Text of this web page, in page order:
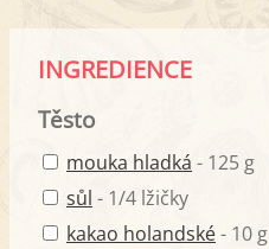
INGREDIENCE
Těsto
mouka hladká - 125 g
sůl - 1/4 lžičky
kakao holandské- 10 g